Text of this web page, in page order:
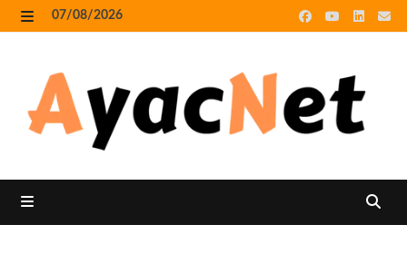
Skip
to
07/08/2026